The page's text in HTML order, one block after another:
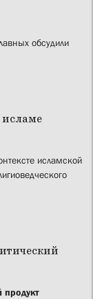
обсудили
исламской
продукт